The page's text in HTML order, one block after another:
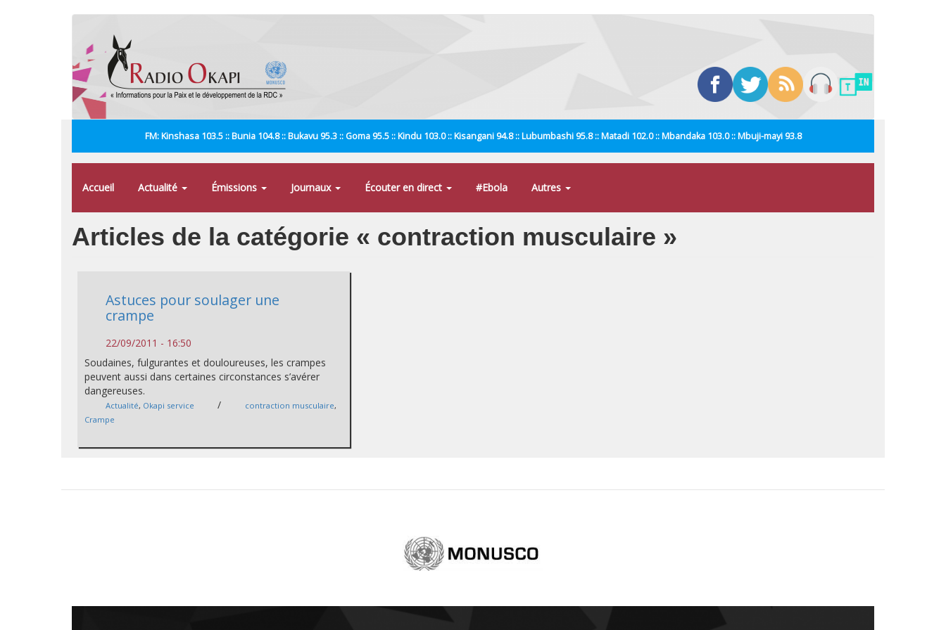
FM: Kinshasa 103.5 :: Bunia 104.8 :: Bukavu 95.3 :: Goma 95.5 :: Kindu 103.0 :: Kisangani 94.8 :: Lubumbashi 95.8 :: Matadi 102.0 :: Mbandaka 103.0 :: Mbuji-mayi 93.8
Accueil Actualité Émissions Journaux Écouter en direct #Ebola Autres
Articles de la catégorie « contraction musculaire »
Astuces pour soulager une
crampe
22/09/2011 - 16:50
Soudaines, fulgurantes et douloureuses, les crampes
peuvent aussi dans certaines circonstances s’avérer
dangereuses.
Actualité, Okapi service / contraction musculaire,
Crampe